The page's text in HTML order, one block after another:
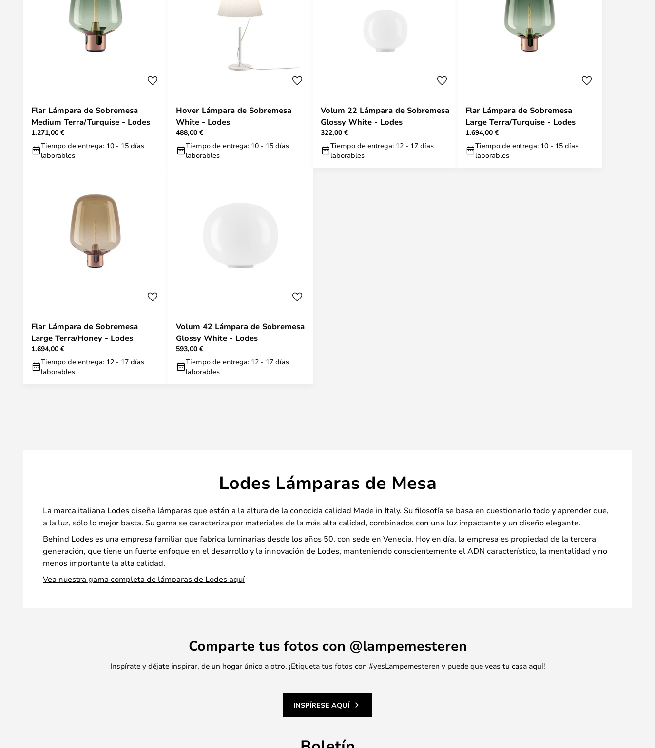
Flar Lámpara de Sobremesa
Medium Terra/Turquise - Lodes
1.271,00 €
Tiempo de entrega: 10 - 15 días
laborables
Hover Lámpara de Sobremesa
White - Lodes
488,00 €
Tiempo de entrega: 10 - 15 días
laborables
Volum 22 Lámpara de Sobremesa
Glossy White - Lodes
322,00 €
Tiempo de entrega: 12 - 17 días
laborables
Flar Lámpara de Sobremesa
Large Terra/Turquise - Lodes
1.694,00 €
Tiempo de entrega: 10 - 15 días
laborables
Flar Lámpara de Sobremesa
Large Terra/Honey - Lodes
1.694,00 €
Tiempo de entrega: 12 - 17 días
laborables
Volum 42 Lámpara de Sobremesa
Glossy White - Lodes
593,00 €
Tiempo de entrega: 12 - 17 días
laborables
Lodes Lámparas de Mesa
La marca italiana Lodes diseña lámparas que están a la altura de la conocida calidad Made in Italy. Su filosofía se basa en cuestionarlo todo y aprender que,
a la luz, sólo lo mejor basta. Su gama se caracteriza por materiales de la más alta calidad, combinados con una luz impactante y un diseño elegante.
Behind Lodes es una empresa familiar que fabrica luminarias desde los años 50, con sede en Venecia. Hoy en día, la empresa es propiedad de la tercera
generación, que tiene un fuerte enfoque en el desarrollo y la innovación de Lodes, manteniendo conscientemente el ADN característico, la mentalidad y no
menos importante la alta calidad.
Vea nuestra gama completa de lámparas de Lodes aquí
Comparte tus fotos con @lampemesteren
Inspírate y déjate inspirar, de un hogar único a otro. ¡Etiqueta tus fotos con #yesLampemesteren y puede que veas tu casa aquí!
INSPÍRESE AQUÍ